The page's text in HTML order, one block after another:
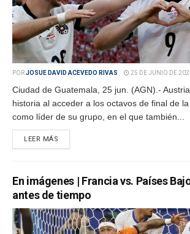
PORJOSUE DAVID ACEVEDO RIVAS 25 DE JUNIO DE
Ciudad de Guatemala, 25 jun. (AGN).-
historia al acceder a los octavos de final de
como líder de su grupo, en el que también...
LEER MÁS
En imágenes | Francia vs. Países
antes de tiempo